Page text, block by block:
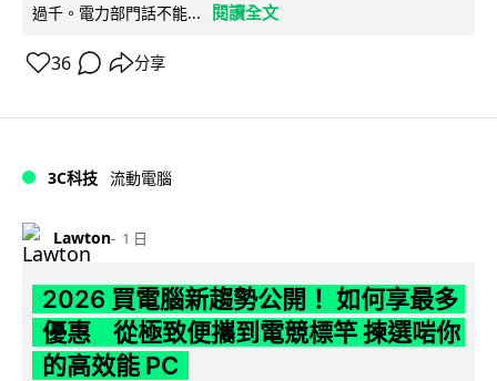
過千。電力部門話不能...
閱讀全文
36 分享
3C科技 流動電腦
Lawton 1 日
2026 買電腦新趨勢公開！ 如何享最多
優惠 從極致便攜到電競標竿 揀選啱你
的高效能 PC